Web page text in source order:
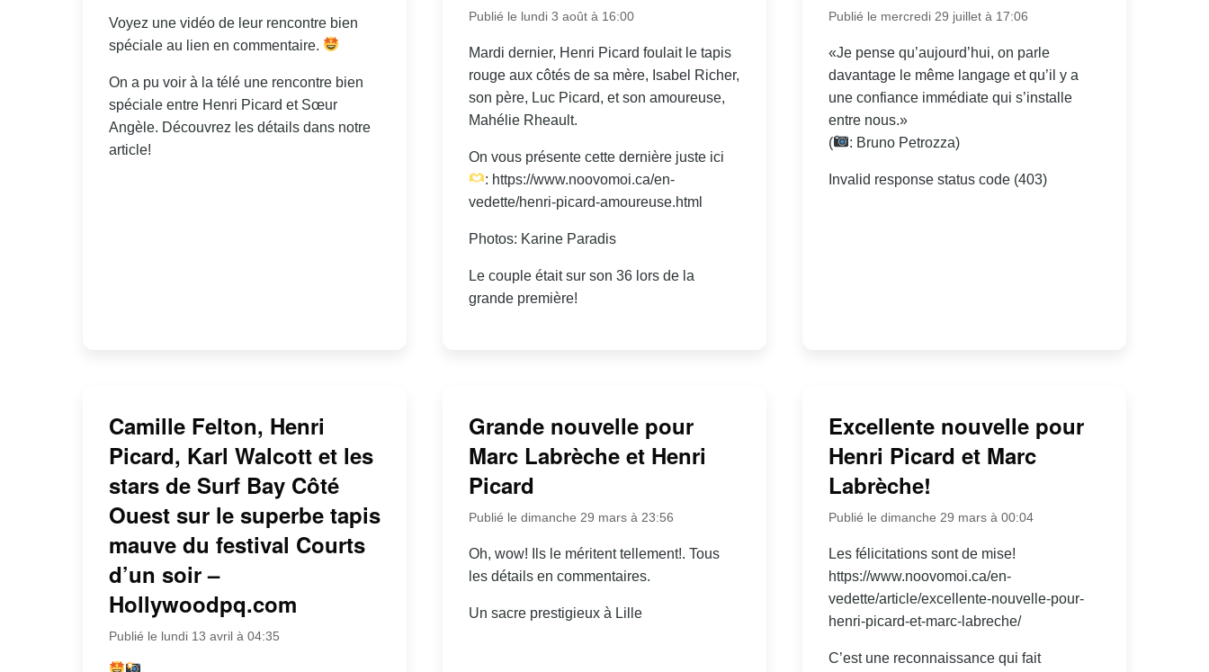
Voyez une vidéo de leur rencontre bien
spéciale au lien en commentaire.
On a pu voir à la télé une rencontre bien
spéciale entre Henri Picard et Sœur
Angèle. Découvrez les détails dans notre
article!
Publié le lundi 3 août à 16:00
Mardi dernier, Henri Picard foulait le tapis
rouge aux côtés de sa mère, Isabel Richer,
son père, Luc Picard, et son amoureuse,
Mahélie Rheault.
On vous présente cette dernière juste ici
: https://www.noovomoi.ca/en-
vedette/henri-picard-amoureuse.html
Photos: Karine Paradis
Le couple était sur son 36 lors de la
grande première!
Publié le mercredi 29 juillet à 17:06
«Je pense qu’aujourd’hui, on parle
davantage le même langage et qu’il y a
une confiance immédiate qui s’installe
entre nous.»
(
: Bruno Petrozza)
Invalid response status code (403)
Camille Felton, Henri
Picard, Karl Walcott et les
stars de Surf Bay Côté
Ouest sur le superbe tapis
mauve du festival Courts
d’un soir –
Hollywoodpq.com
Publié le lundi 13 avril à 04:35
Grande nouvelle pour
Marc Labrèche et Henri
Picard
Publié le dimanche 29 mars à 23:56
Oh, wow! Ils le méritent tellement!. Tous
les détails en commentaires.
Un sacre prestigieux à Lille
Excellente nouvelle pour
Henri Picard et Marc
Labrèche!
Publié le dimanche 29 mars à 00:04
Les félicitations sont de mise!
https://www.noovomoi.ca/en-
vedette/article/excellente-nouvelle-pour-
henri-picard-et-marc-labreche/
C’est une reconnaissance qui fait